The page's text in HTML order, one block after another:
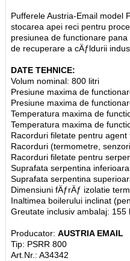
Pufferele Austria-Email model
stocarea apei reci pentru
presiunea de functionare
de recuperare a cÄƒldurii
DATE TEHNICE:
Volum nominal: 800 litri
Presiune maxima de
Presiune maxima de
Temperatura maxima de
Temperatura maxima de
Racorduri filetate pentru
Racorduri (termometre,
Racorduri filetate pentru
Suprafata serpentina
Suprafata serpentina
Dimensiuni fÄƒrÄƒ izolatie
Inaltimea boilerului inclinat
Greutate inclusiv ambalaj: 155
Producator:AUSTRIA EMAIL
Tip: PSRR 800
Art.Nr.: A34342